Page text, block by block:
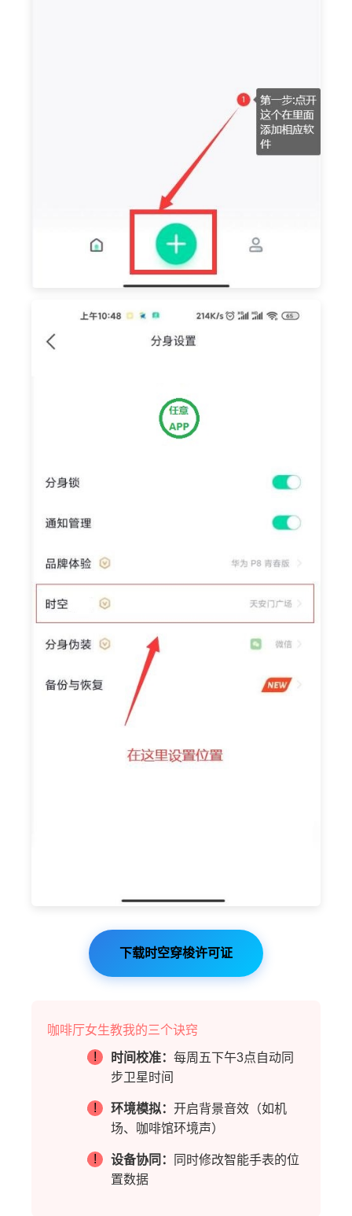
下载时空穿梭许可证
咖啡厅女生教我的三个诀窍
!
时间校准： 每周五下午3点自动同
步卫星时间
! 环境模拟： 开启背景音效（如机
场、咖啡馆环境声）
! 设备协同：
同时修改智能手表的位
置数据